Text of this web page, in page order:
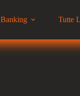
Banking Tutte